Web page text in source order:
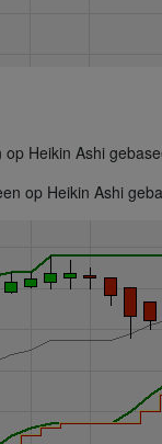
Heikin Ashi
op Heikin Ashi